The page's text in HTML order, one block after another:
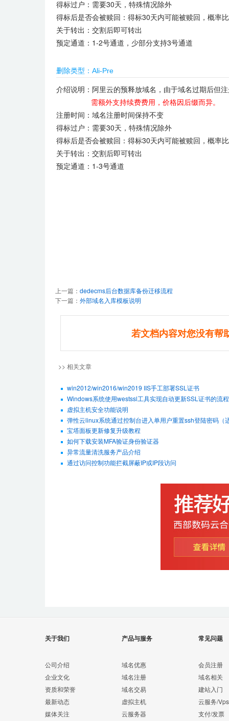
得标过户：需要30天，特殊情况除外
得标后是否会被赎回：得标30天内可能被赎回，概率
关于转出：交割后即可转出
预定通道：1-2号通道，少部分支持3号通道
删除类型：Ali-Pre
介绍说明：阿里云的预释放域名，由于域名过期后但
需额外支持续费费用，价格因后缀而异。
注册时间：域名注册时间保持不变
得标过户：需要30天，特殊情况除外
得标后是否会被赎回：得标30天内可能被赎回，概率
关于转出：交割后即可转出
预定通道：1-3号通道
上一篇： dedecms后台数据库备份迁移流程
下一篇： 外部域名入库模板说明
若文档内容对您没有帮
>> 相关文章
win2012/win2016/win2019 IIS手工部署SSL证书
Windows系统使用westssl工具实现自动更新SSL证书的流程
虚拟主机安全功能说明
弹性云linux系统通过控制台进入单用户重置ssh登陆密码（
宝塔面板更新修复升级教程
如何下载安装MFA验证身份验证器
异常流量清洗服务产品介绍
通过访问控制功能拦截屏蔽IP或IP段访问
关于我们
公司介绍
企业文化
资质和荣誉
最新动态
媒体关注
产品与服务
域名优惠
域名注册
域名交易
虚拟主机
云服务器
常见问题
会员注册
域名相关
建站入门
云服务/Vps
支付/发票